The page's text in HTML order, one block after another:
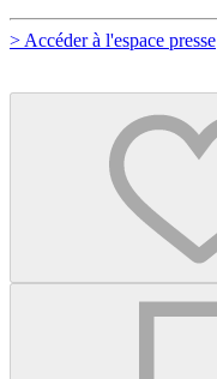
> Accéder à l'espace presse